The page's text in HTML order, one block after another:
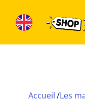
Accueil /Les